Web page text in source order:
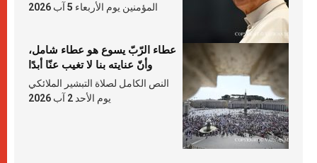
المؤمنين يوم الأربعاء 5 آب 2026
عطاء الرّبّ يسوع هو عطاء شامل،
وأنّ عنايته بنا لا تغيب عنّا أبدًا
النص الكامل لصلاة التبشير الملائكي
يوم الأحد 2 آب 2026